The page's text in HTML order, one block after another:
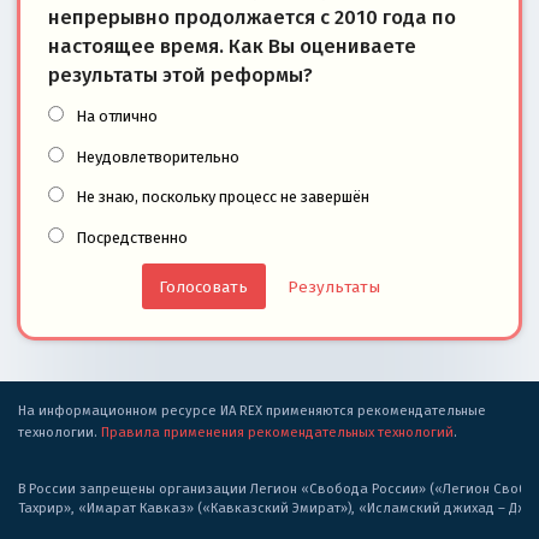
непрерывно продолжается с 2010 года по
настоящее время. Как Вы оцениваете
результаты этой реформы?
На отлично
Неудовлетворительно
Не знаю, поскольку процесс не завершён
Посредственно
Результаты
На информационном ресурсе ИА REX применяются рекомендательные
технологии. Правила применения рекомендательных технологий.
В России запрещены организации Легион «Свобода России» («Легион
Тахрир», «Имарат Кавказ» («Кавказский Эмират»), «Исламский джихад –